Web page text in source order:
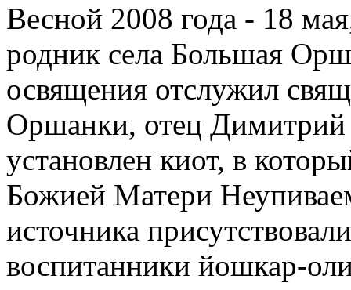
Весной 2008 года - 18
родник села Большая
освящения отслужил
Оршанки, отец
установлен киот, в
Божией Матери
источника
воспитанники йошкар-